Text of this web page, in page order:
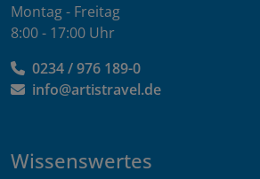
Montag - Freitag
8:00 - 17:00 Uhr
0234 / 976 189-0
info@artistravel.de
Wissenswertes